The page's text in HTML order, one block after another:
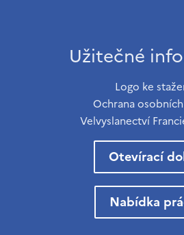
Užitečné
Logo ke
Ochrana
Velvyslanectví
Otevírací
Nabídka